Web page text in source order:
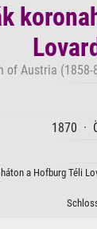
of Austria
1870 ·
a Hofburg Téli